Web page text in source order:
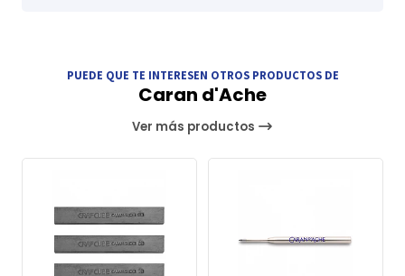
PUEDE QUE TE INTERESEN OTROS PRODUCTOS DE
Caran d'Ache
Ver más productos